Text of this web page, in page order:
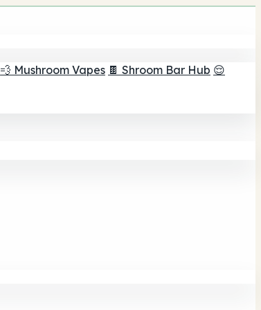
💨 Mushroom Vapes 🍫 Shroom Bar Hub 😌